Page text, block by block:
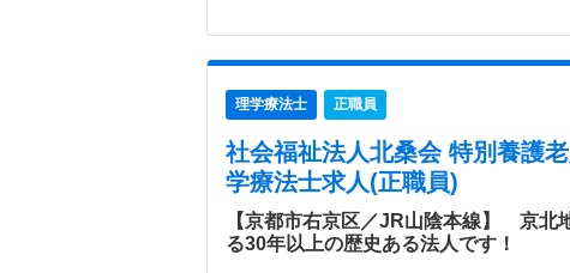
理学療法士 正職員
社会福祉法人北桑会 特別養護
学療法士求人(正職員)
【京都市右京区／JR山陰本線】 京北
る30年以上の歴史ある法人です！